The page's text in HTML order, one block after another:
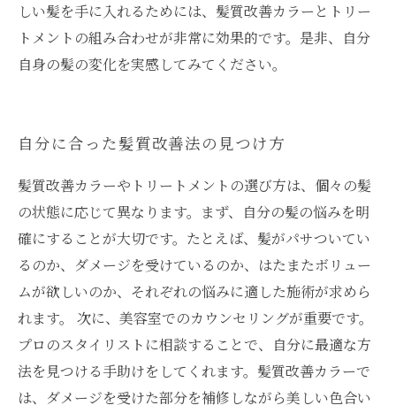
しい髪を手に入れるためには、髪質改善カラーとトリー
トメントの組み合わせが非常に効果的です。是非、自分
自身の髪の変化を実感してみてください。
自分に合った髪質改善法の見つけ方
髪質改善カラーやトリートメントの選び方は、個々の髪
の状態に応じて異なります。まず、自分の髪の悩みを明
確にすることが大切です。たとえば、髪がパサついてい
るのか、ダメージを受けているのか、はたまたボリュー
ムが欲しいのか、それぞれの悩みに適した施術が求めら
れます。 次に、美容室でのカウンセリングが重要です。
プロのスタイリストに相談することで、自分に最適な方
法を見つける手助けをしてくれます。髪質改善カラーで
は、ダメージを受けた部分を補修しながら美しい色合い